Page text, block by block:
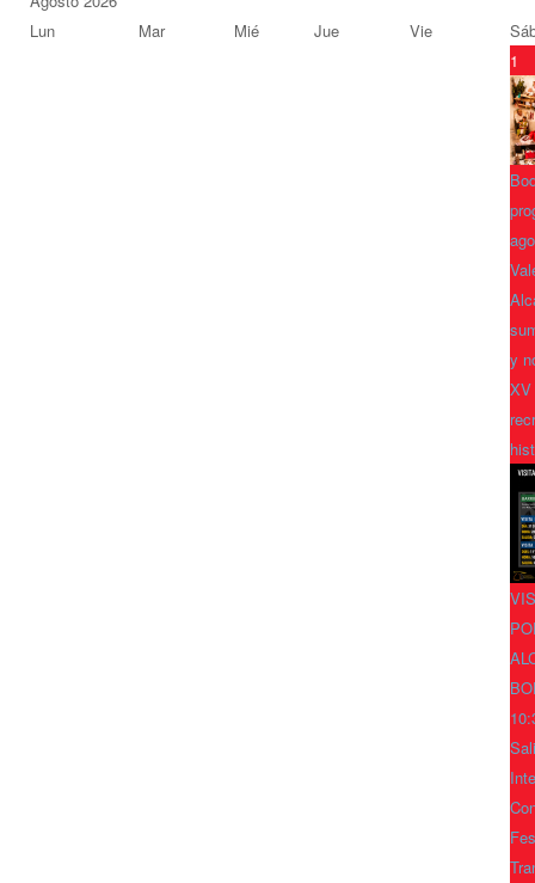
Lun
Mar Mié Jue Vie
1
y